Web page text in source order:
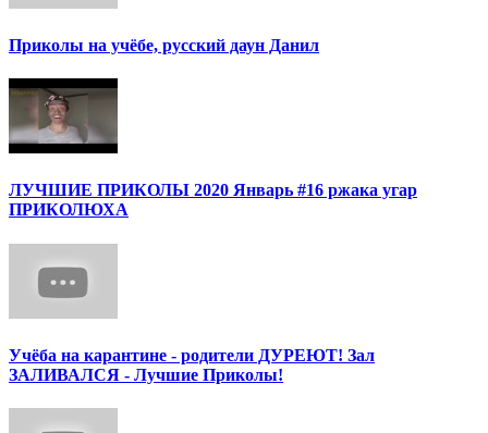
Приколы на учёбе, русский даун Данил
ЛУЧШИЕ ПРИКОЛЫ 2020 Январь #16 ржака угар
ПРИКОЛЮХА
Учёба на карантине - родители ДУРЕЮТ! Зал
ЗАЛИВАЛСЯ - Лучшие Приколы!